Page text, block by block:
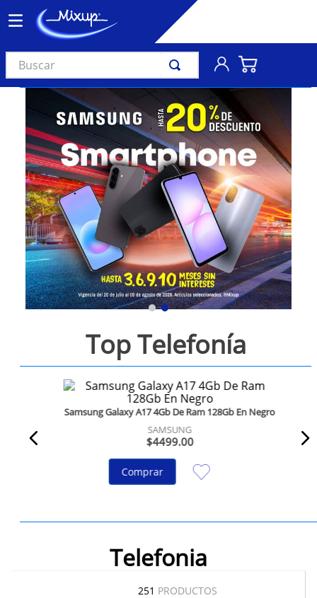
Buscar
Top Telefonía
Samsung Galaxy A17 4Gb De Ram 128Gb En Negro
SAMSUNG
$4499.00
Comprar
Telefonia
251 PRODUCTOS
TÉRMINOS MÁS BUSCADOS
1.
vinil
2.
k-pop
3.
audífonos
4.
madonna
5.
ariana grande
6.
importados
7.
bts
8.
manga
9.
bocinas
taylor swift